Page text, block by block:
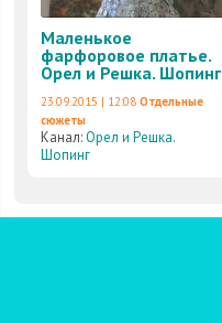
Маленькое
фарфоровое платье.
Орел и Решка. Шопинг
23.09.2015 | 12:08 Отдельные
сюжеты
Канал:Орел и Решка.
Шопинг